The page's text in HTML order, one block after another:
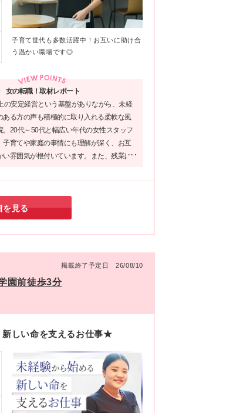
子育て世代も多数活躍中！お互いに助け合
う温かい職場です◎
女の転職！取材レポート
の安定経営という基盤がありながら、未経
ある方の声も積極的に取り入れる柔軟な風
。20代～50代と幅広い年代の女性スタッフ
子育てや家庭の事情にも理解が深く、お互
い雰囲気が根付いています。また、残業は
を見る
掲載終了予定日 26/08/10
園前徒歩3分
新しい命を支えるお仕事★